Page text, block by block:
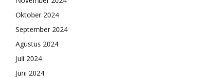
Oktober 2024
September 2024
Agustus 2024
Juli 2024
Juni 2024